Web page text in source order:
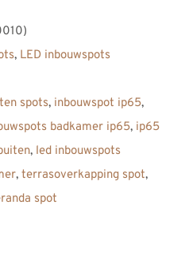
, LED inbouwspots
spots, inbouwspot ip65,
badkamer ip65, ip65
, led inbouwspots
, terrasoverkapping spot,
spot